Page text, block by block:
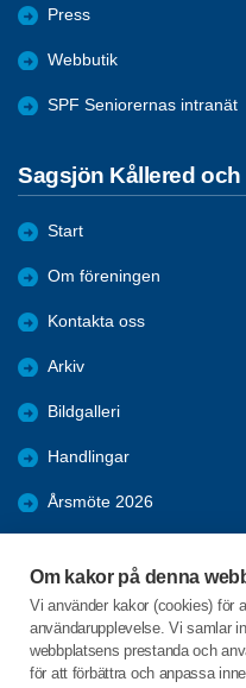
Om kakor på denna
Vi använder kakor (cookies) för
användarupplevelse. Vi samlar
webbplatsens prestanda och
för att förbättra och anpassa
Press
Webbutik
SPF Seniorernas intranät
Sagsjön Kållered
Start
Om föreningen
Kontakta oss
Arkiv
Bildgalleri
Handlingar
Årsmöte 2026
Förmåner
Vårprogram 2026